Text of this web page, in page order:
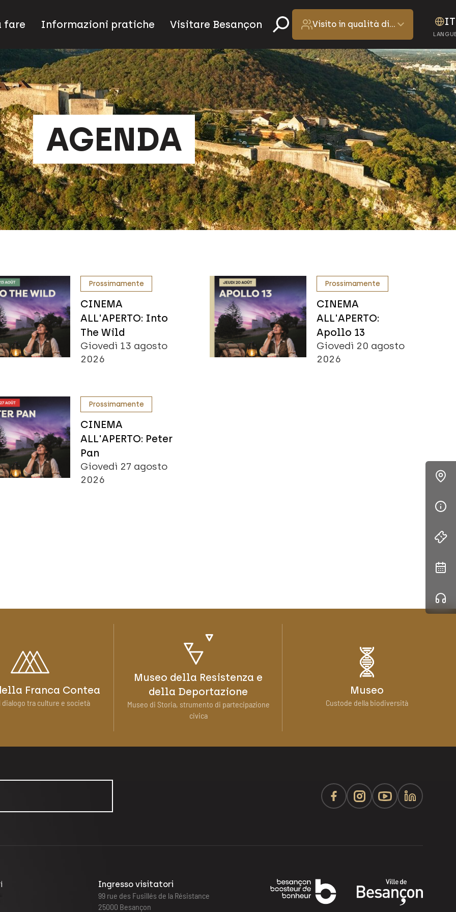
IT
fare Informazioni pratiche Visitare Besançon Visito in qualità di…
AGENDA
Prossimamente
CINEMA
ALL'APERTO: Into
The Wild
Giovedì 13 agosto
2026
Prossimamente
CINEMA
ALL'APERTO:
Apollo 13
Giovedì 20 agosto
2026
Prossimamente
CINEMA
ALL'APERTO: Peter
Pan
Giovedì 27 agosto
2026
Franca Contea
tra culture e società
Museo della Resistenza e
della Deportazione
Museo di Storia, strumento di partecipazione
civica
Museo
Custode della biodiversità
Ingresso visitatori
99 rue des Fusillés de la Résistance
25000 Besançon